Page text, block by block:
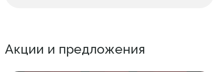
Акции и предложения